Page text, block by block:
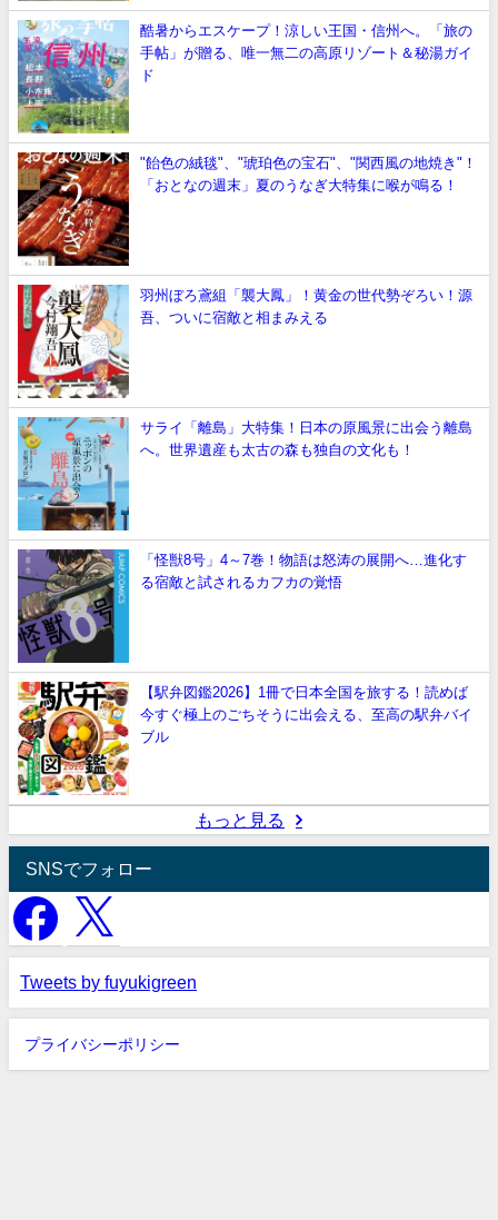
酷暑からエスケープ！涼しい王国・信州へ。「旅の
手帖」が贈る、唯一無二の高原リゾート＆秘湯ガイ
ド
"飴色の絨毯"、"琥珀色の宝石"、"関西風の地焼き"！
「おとなの週末」夏のうなぎ大特集に喉が鳴る！
羽州ぼろ鳶組「襲大鳳」！黄金の世代勢ぞろい！源
吾、ついに宿敵と相まみえる
サライ「離島」大特集！日本の原風景に出会う離島
へ。世界遺産も太古の森も独自の文化も！
「怪獣8号」4～7巻！物語は怒涛の展開へ…進化す
る宿敵と試されるカフカの覚悟
【駅弁図鑑2026】1冊で日本全国を旅する！読めば
今すぐ極上のごちそうに出会える、至高の駅弁バイ
ブル
もっと見る
SNSでフォロー
Tweets by fuyukigreen
プライバシーポリシー